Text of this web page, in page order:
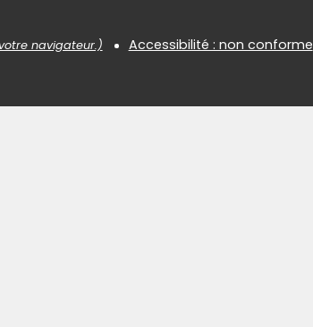
navigateur.)
Accessibilité : non conforme